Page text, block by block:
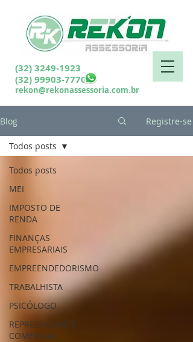
(32) 3249-1923
(32) 99903-7770
rekon@rekonassessoria.com.br
Blog Registre-se
Todos posts
MEI
IMPOSTO DE
RENDA
FINANÇAS
EMPRESARIAIS
EMPREENDEDORISMO
TRABALHISTA
PSICÓLOGO
REPRESENTANTE
COMERCIAL
Todos posts